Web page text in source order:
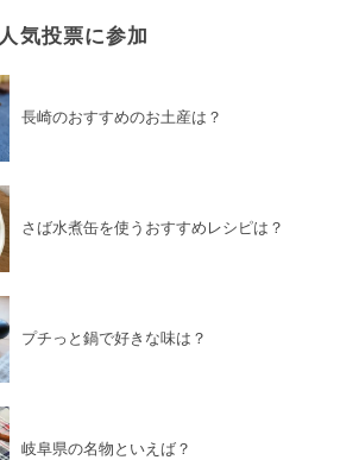
人気投票に参加
長崎のおすすめのお土産は？
さば水煮缶を使うおすすめレシピは？
プチっと鍋で好きな味は？
岐阜県の名物といえば？